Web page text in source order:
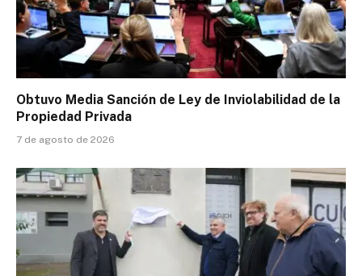
Obtuvo Media Sanción de Ley de Inviolabilidad de la
Propiedad Privada
7 de agosto de 2026